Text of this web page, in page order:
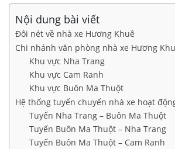
Nội dung bài viết
Đôi nét về nhà xe Hương Khuê
Chi nhánh văn phòng nhà xe Hương
Khu vực Nha Trang
Khu vực Cam Ranh
Khu vực Buôn Ma Thuột
Hệ thống tuyến chuyến nhà xe hoạt
Tuyến Nha Trang – Buôn Ma Thuột
Tuyến Buôn Ma Thuột – Nha Trang
Tuyến Buôn Ma Thuột – Cam Ranh